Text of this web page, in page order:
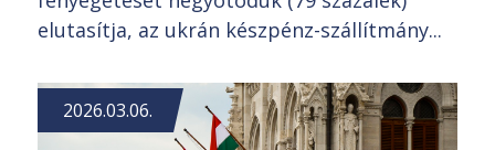
elutasítja, az ukrán készpénz-szállítmány...
2026.03.06.